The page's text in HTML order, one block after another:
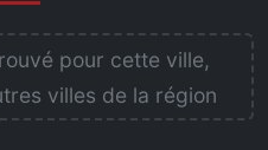
pour cette ville,
villes de la région